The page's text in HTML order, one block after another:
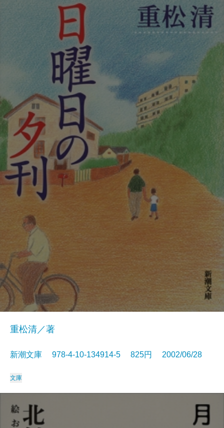
重松清／著
新潮文庫 978-4-10-134914-5 825円 2002/06/28
文庫